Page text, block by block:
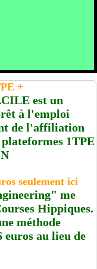
+
est un
à l'emploi
de l'affiliation
1TPE
seulement ici
me
Hippiques.
méthode
euros au lieu de